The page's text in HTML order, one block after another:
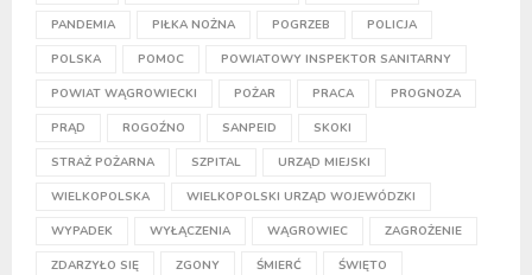
PANDEMIA PIŁKA NOŻNA POGRZEB POLICJA
POLSKA POMOC POWIATOWY INSPEKTOR SANITARNY
POWIAT WĄGROWIECKI POŻAR PRACA PROGNOZA
PRĄD ROGOŹNO SANPEID SKOKI
STRAŻ POŻARNA SZPITAL URZĄD MIEJSKI
WIELKOPOLSKA WIELKOPOLSKI URZĄD WOJEWÓDZKI
WYPADEK WYŁĄCZENIA WĄGROWIEC ZAGROŻENIE
ZDARZYŁO SIĘ ZGONY ŚMIERĆ ŚWIĘTO